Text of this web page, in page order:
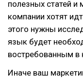
полезных статей и
компании хотят
этого нужны
язык будет
востребованным в
Иначе ваш